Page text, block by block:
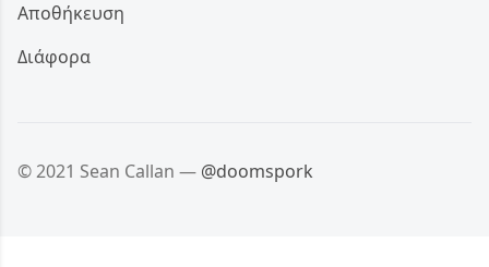
Αποθήκευση
Διάφορα
© 2021 Sean Callan — @doomspork